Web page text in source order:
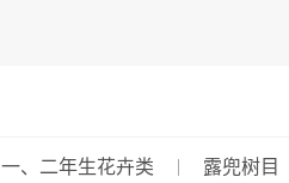
一、二年生花卉类 露兜树目